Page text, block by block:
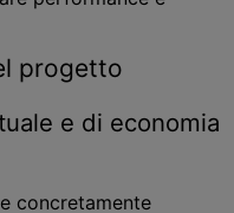
progetto
e di economia
concretamente